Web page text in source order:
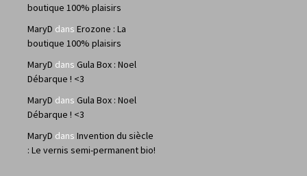
boutique 100% plaisirs
MaryD dans Erozone : La
boutique 100% plaisirs
MaryD dans Gula Box : Noel
Débarque ! <3
MaryD dans Gula Box : Noel
Débarque ! <3
MaryD dans Invention du siècle
: Le vernis semi-permanent bio!